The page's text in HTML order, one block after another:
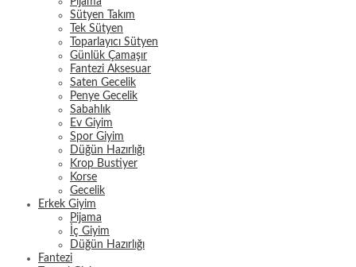
Sütyen Takım
Tek Sütyen
Toparlayıcı Sütyen
Günlük Çamaşır
Fantezi Aksesuar
Saten Gecelik
Penye Gecelik
Sabahlık
Ev Giyim
Spor Giyim
Düğün Hazırlığı
Krop Bustiyer
Korse
Gecelik
Erkek Giyim
Pijama
İç Giyim
Düğün Hazırlığı
Fantezi